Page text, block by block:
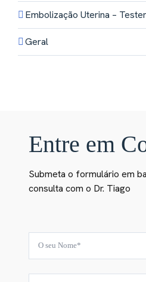
Embolização Uterina –
Geral
Entre em
Submeta o formulário em
consulta com o Dr. Tiago